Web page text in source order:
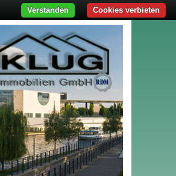
Cookies verbieten
Verstanden